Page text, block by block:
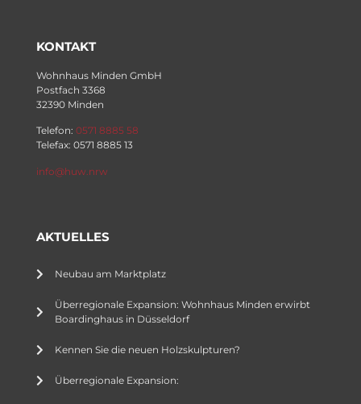
KONTAKT
Wohnhaus Minden GmbH
Postfach 3368
32390 Minden
Telefon: 0571 8885 58
Telefax: 0571 8885 13
info@huw.nrw
AKTUELLES
Neubau am Marktplatz
Überregionale Expansion: Wohnhaus Minden erwirbt
Boardinghaus in Düsseldorf
Kennen Sie die neuen Holzskulpturen?
Überregionale Expansion: